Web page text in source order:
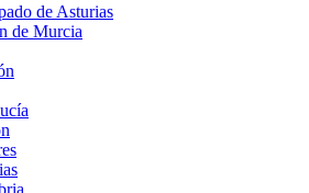
de Asturias
de Murcia